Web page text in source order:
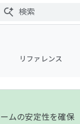
リファレンス
ムの安定性を確保